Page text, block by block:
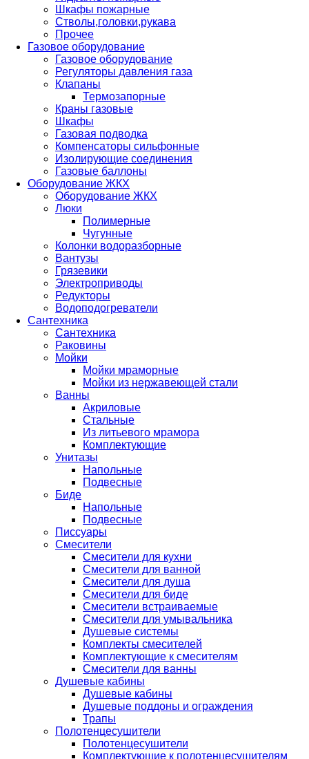
Шкафы пожарные
Стволы,головки,рукава
Прочее
Газовое оборудование
Газовое оборудование
Регуляторы давления газа
Клапаны
Термозапорные
Краны газовые
Шкафы
Газовая подводка
Компенсаторы сильфонные
Изолирующие соединения
Газовые баллоны
Оборудование ЖКХ
Оборудование ЖКХ
Люки
Полимерные
Чугунные
Колонки водоразборные
Вантузы
Грязевики
Электроприводы
Редукторы
Водоподогреватели
Сантехника
Сантехника
Раковины
Мойки
Мойки мраморные
Мойки из нержавеющей стали
Ванны
Акриловые
Стальные
Из литьевого мрамора
Комплектующие
Унитазы
Напольные
Подвесные
Биде
Напольные
Подвесные
Писсуары
Смесители
Смесители для кухни
Смесители для ванной
Смесители для душа
Смесители для биде
Смесители встраиваемые
Смесители для умывальника
Душевые системы
Комплекты смесителей
Комплектующие к смесителям
Смесители для ванны
Душевые кабины
Душевые кабины
Душевые поддоны и ограждения
Трапы
Полотенцесушители
Полотенцесушители
Комплектующие к полотенцесушителям